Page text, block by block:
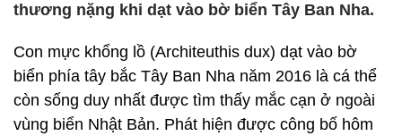
thương nặng khi dạt vào bờ biển Tây Ban Nha.
Con mực khổng lồ (Architeuthis dux) dạt vào bờ
biển phía tây bắc Tây Ban Nha năm 2016 là cá thể
còn sống duy nhất được tìm thấy mắc cạn ở ngoài
vùng biển Nhật Bản. Phát hiện được công bố hôm